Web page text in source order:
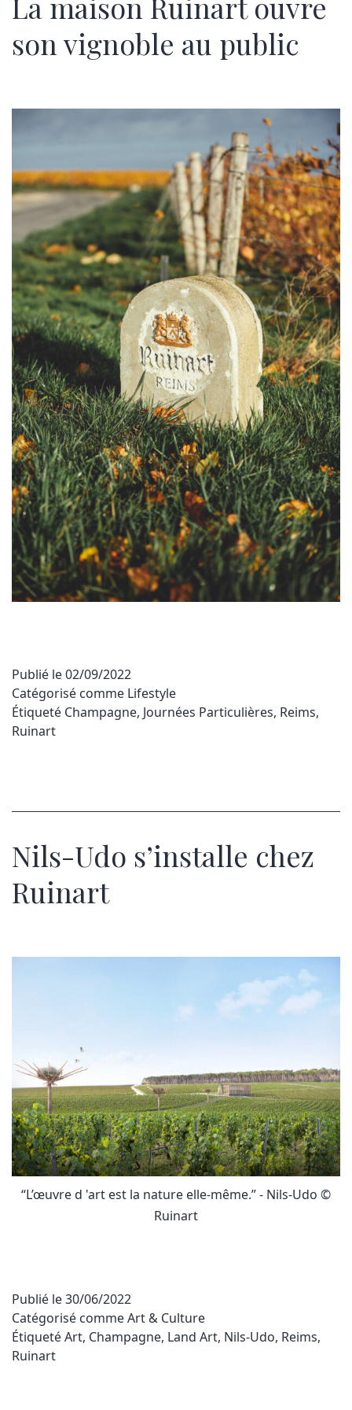
son vignoble au public
Publié le02/09/2022
Catégorisé comme Lifestyle
Étiqueté Champagne, Journées Particulières, Reims,
Ruinart
Nils-Udo s’installe chez
Ruinart
“L’œuvre d 'art est la nature elle-même.” - Nils-Udo ©
Ruinart
Publié le30/06/2022
Catégorisé commeArt & Culture
ÉtiquetéArt, Champagne, Land Art, Nils-Udo, Reims,
Ruinart